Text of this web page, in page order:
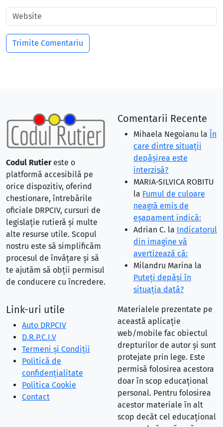
Codul Rutiereste o
platformă accesibilă pe
orice dispozitiv, oferind
chestionare, întrebările
oficiale DRPCIV, cursuri de
legislație rutieră și multe
alte resurse utile. Scopul
nostru este să simplificăm
procesul de învățare și să
te ajutăm să obții permisul
de conducere cu încredere.
Comentarii Recente
Mihaela Negoianu la În
care dintre situaţii
depăşirea este
interzisă?
MARIA-SILVICA ROBITU
la Fumul de culoare
neagră emis de
eşapament indică:
Adrian C. la Indicatorul
din imagine vă
avertizează că:
Milandru Marina la
Puteţi depăşi în
situaţia dată?
Link-uri utile
Auto DRPCIV
D.R.P.C.I.V
Termeni și Condiții
Politică de
confidențialitate
Politica Cookie
Contact
Materialele prezentate pe
această aplicație
web/mobile fac obiectul
drepturilor de autor și sunt
protejate prin lege. Este
permisă folosirea acestora
doar în scop educațional
personal. Pentru folosirea
acestor materiale în alt
scop decât cel educațional